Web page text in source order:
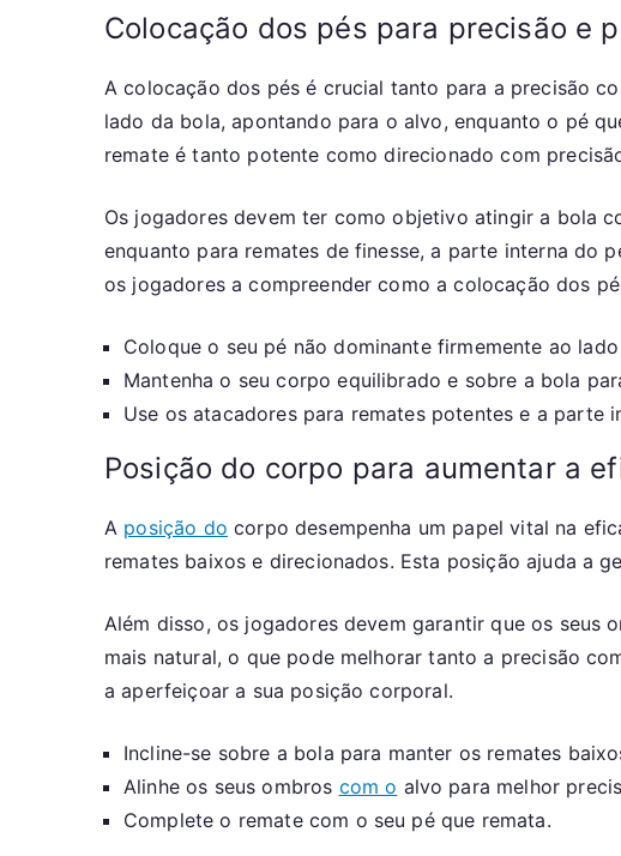
Colocação dos pés para precisão e
A colocação dos pés é crucial tanto para a precisão
lado da bola, apontando para o alvo, enquanto o pé
remate é tanto potente como direcionado com
Os jogadores devem ter como objetivo atingir a bola
enquanto para remates de finesse, a parte interna do
os jogadores a compreender como a colocação dos
Coloque o seu pé não dominante firmemente ao
Mantenha o seu corpo equilibrado e sobre a bola
Use os atacadores para remates potentes e a parte
Posição do corpo para aumentar a
A posição do corpo desempenha um papel vital na
remates baixos e direcionados. Esta posição ajuda a
Além disso, os jogadores devem garantir que os seus
mais natural, o que pode melhorar tanto a precisão
a aperfeiçoar a sua posição corporal.
Incline-se sobre a bola para manter os remates
Alinhe os seus ombros com o alvo para melhor
Complete o remate com o seu pé que remata.